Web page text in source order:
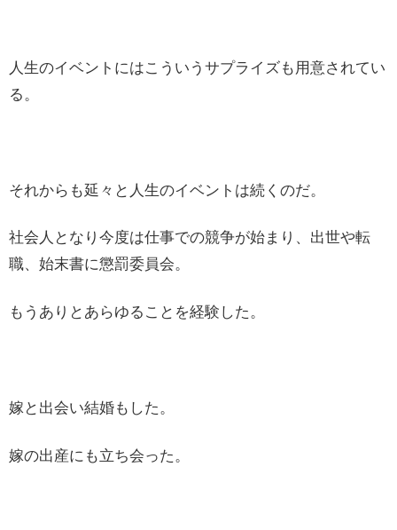
人生のイベントにはこういうサプライズも用意されてい
る。
それからも延々と人生のイベントは続くのだ。
社会人となり今度は仕事での競争が始まり、出世や転
職、始末書に懲罰委員会。
もうありとあらゆることを経験した。
嫁と出会い結婚もした。
嫁の出産にも立ち会った。